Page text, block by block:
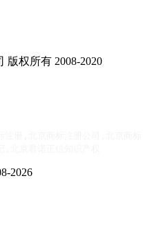
版权所有 2008-2020
2026